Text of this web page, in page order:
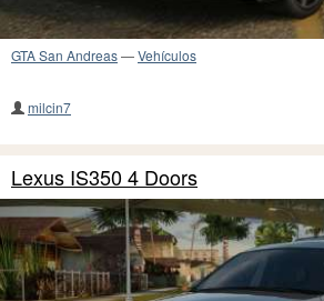
GTA San Andreas—Vehículos
milcin7
Lexus IS350 4 Doors